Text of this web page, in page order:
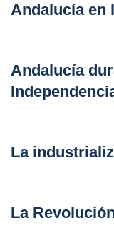
Andalucía en
Andalucía
La
La